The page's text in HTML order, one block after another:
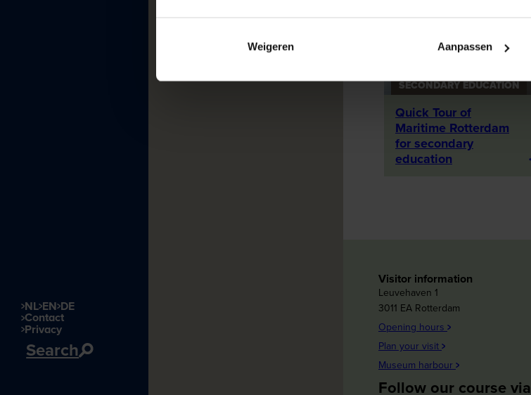
Weigeren Aanpassen
NL EN DE
Contact
Privacy
Search
SECONDARY EDUCATION
Quick Tour of
Maritime Rotterdam
for secondary
education
Visitor information
Leuvehaven 1
3011 EA Rotterdam
Opening hours
Plan your visit
Museum harbour
Follow our course via